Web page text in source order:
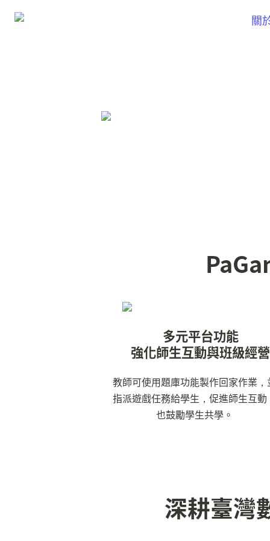
關
多元平台功能
強化師生互動與班級經營
教師可使用題庫功能製作回家作業，
指派遊戲任務給學生，促進師生互動
也鼓勵學生共學。
深耕臺灣